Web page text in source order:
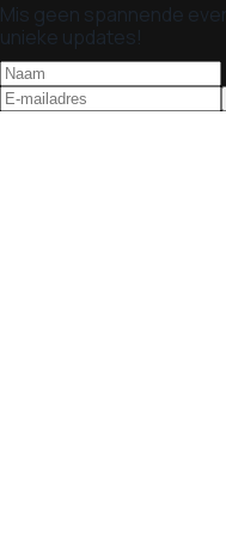
Mis geen spannende
unieke updates!